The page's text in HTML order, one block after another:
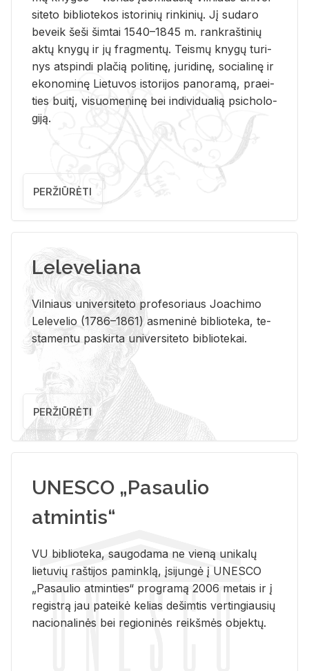
si­te­to bi­b­lio­te­kos is­to­ri­nių rin­ki­nių. Jį su­da­ro
be­veik šeši šim­tai 1540–1845 m. rank­raš­ti­nių
aktų kny­gų ir jų frag­men­tų. Teis­mų kny­gų tu­ri­
nys at­spin­di pla­čią po­li­ti­nę, ju­ri­di­nę, so­cia­li­nę ir
eko­no­mi­nę Lie­tu­vos is­to­ri­jos pa­no­ra­mą, pra­ei­
ties bui­tį, vi­suo­me­ni­nę bei in­di­vi­dua­lią psi­cho­lo­
gi­ją.
PERŽIŪRĖTI
Leleveliana
Vil­niaus uni­ver­si­te­to pro­fe­so­riaus Jo­a­chi­mo
Le­le­ve­lio (1786–1861) as­me­ni­nė bi­b­lio­te­ka, te­
sta­men­tu pa­skir­ta uni­ver­si­te­to bi­b­lio­te­kai.
PERŽIŪRĖTI
UNESCO „Pasaulio
atmintis“
VU biblioteka, saugodama ne vieną unikalų
lietuvių raštijos paminklą, įsijungė į UNESCO
„Pasaulio atminties“ programą 2006 metais ir į
registrą jau pateikė kelias dešimtis vertingiausių
nacionalinės bei regioninės reikšmės objektų.